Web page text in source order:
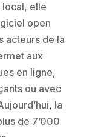
elle
open
acteurs de la
aux
en ligne,
ou avec
la
de 7’000